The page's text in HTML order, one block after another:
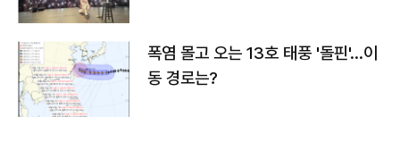
폭염 몰고 오는 13호 태풍 '돌핀'…이
동 경로는?